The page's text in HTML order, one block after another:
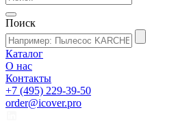
Поиск
Каталог
О нас
Контакты
+7 (495) 229-39-50
order@icover.pro